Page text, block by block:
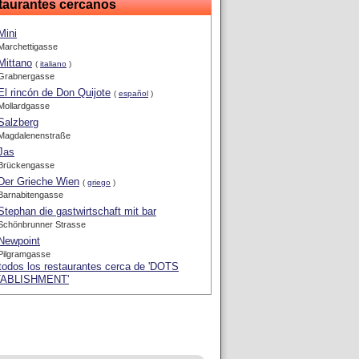
cercanos
Mini
Mittano ( italiano )
El rincón de Don Quijote ( español )
Der Grieche Wien ( griego )
die gastwirtschaft mit bar
Strasse
Newpoint
los restaurantes cerca de 'DOTS